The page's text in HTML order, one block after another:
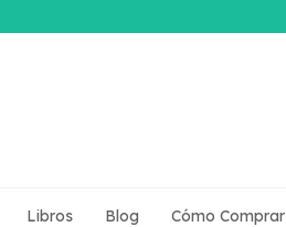
Libros Blog Cómo Comprar